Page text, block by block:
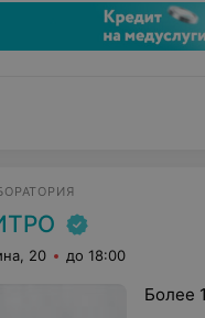
20 до 18:00
Более